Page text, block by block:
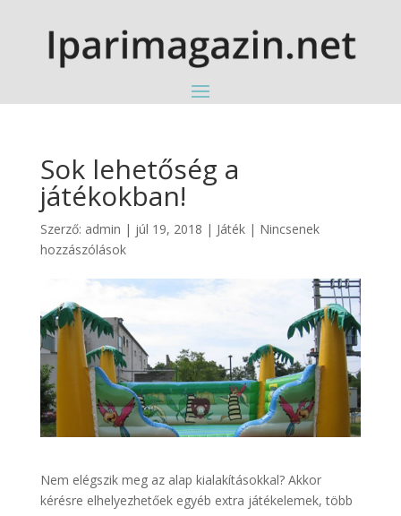
Sok lehetőség a
játékokban!
Szerző: admin | júl 19, 2018 | Játék| Nincsenek
hozzászólások
Nem elégszik meg az alap kialakításokkal? Akkor
kérésre elhelyezhetőek egyéb extra játékelemek, több